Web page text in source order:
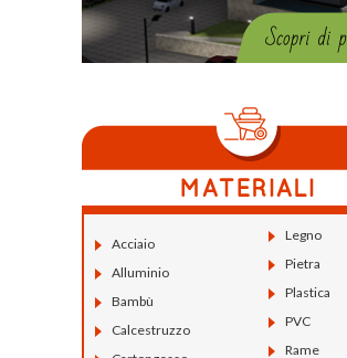
Acciaio
Alluminio
Bambù
Calcestruzzo
Legno
Pietra
Plastica
PVC
Rame